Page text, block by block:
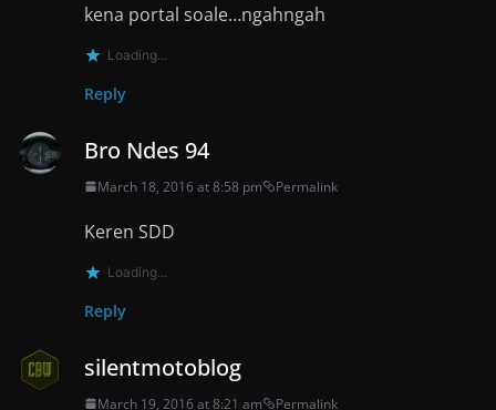
kena portal soale…ngahngah
Loading...
Reply
Bro Ndes 94
March 18, 2016 at 8:58 pm Permalink
Keren SDD
Loading...
Reply
silentmotoblog
March 19, 2016 at 8:21 am Permalink